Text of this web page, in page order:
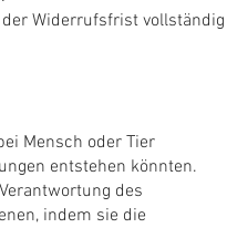
Widerrufsfrist vollständig
Mensch oder Tier
entstehen könnten.
des
indem sie die